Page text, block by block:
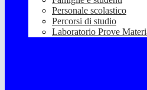
Personale scolastico
Percorsi di studio
Laboratorio Prove